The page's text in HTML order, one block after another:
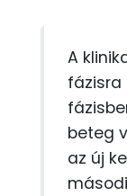
A
fázisra
beteg
az új